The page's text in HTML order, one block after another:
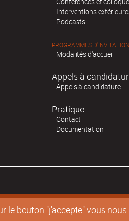
le bouton "j'accepte" vous
Interventions
Podcasts
PROGRAMMES D'INVITATION
Modalités d'accueil
Appels à
Appels à candidature
Pratique
Contact
Documentation